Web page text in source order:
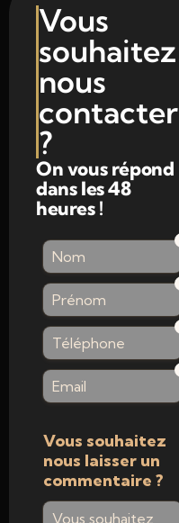
Vous
souhaitez
nous
contacter
?
On vous répond
dans les 48
heures !